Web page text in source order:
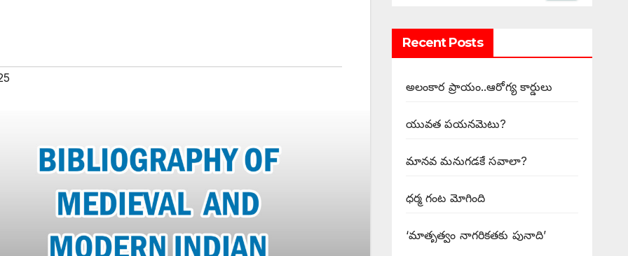
Recent Posts
అలంకార ప్రాయం..ఆరోగ్య కార్డులు
యువత పయనమెటు?
మానవ మనుగడకే సవాలా?
ధర్మ గంట మోగింది
‘మాతృత్వం నాగరికతకు పునాది’